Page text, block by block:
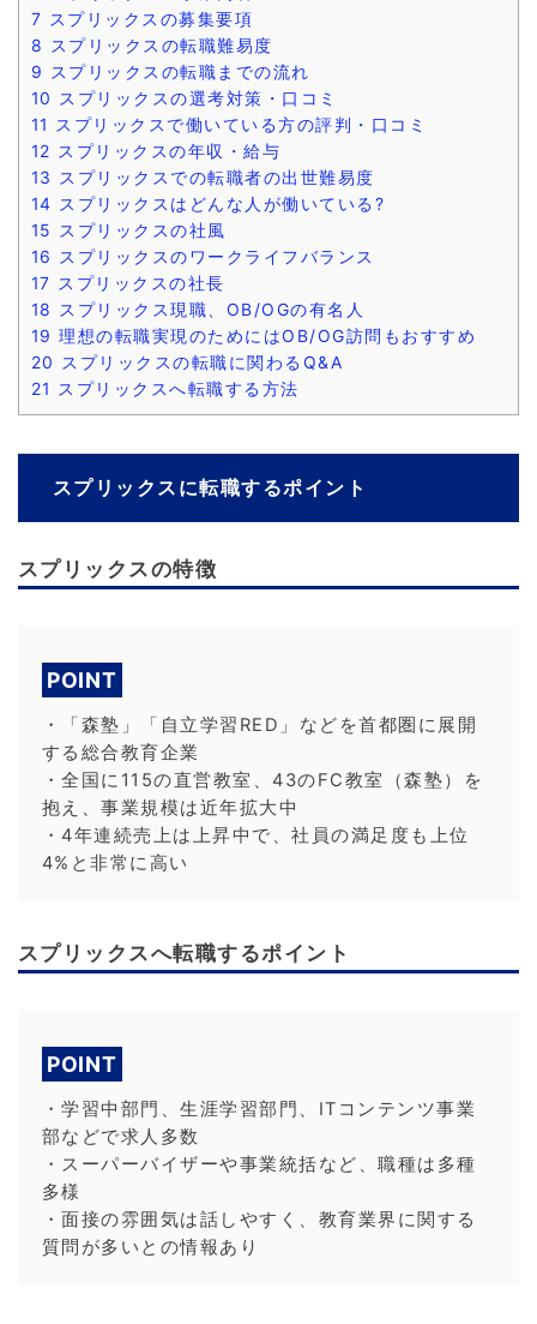
7 スプリックスの募集要項
8 スプリックスの転職難易度
9 スプリックスの転職までの流れ
10 スプリックスの選考対策・口コミ
11 スプリックスで働いている方の評判・口コミ
12 スプリックスの年収・給与
13 スプリックスでの転職者の出世難易度
14 スプリックスはどんな人が働いている?
15 スプリックスの社風
16 スプリックスのワークライフバランス
17 スプリックスの社長
18 スプリックス現職、OB/OGの有名人
19 理想の転職実現のためにはOB/OG訪問もおすすめ
20 スプリックスの転職に関わるQ&A
21 スプリックスへ転職する方法
スプリックスに転職するポイント
スプリックスの特徴
POINT
・「森塾」「自立学習RED」などを首都圏に展開
する総合教育企業
・全国に115の直営教室、43のFC教室（森塾）を
抱え、事業規模は近年拡大中
・4年連続売上は上昇中で、社員の満足度も上位
4%と非常に高い
スプリックスへ転職するポイント
POINT
・学習中部門、生涯学習部門、ITコンテンツ事業
部などで求人多数
・スーパーバイザーや事業統括など、職種は多種
多様
・面接の雰囲気は話しやすく、教育業界に関する
質問が多いとの情報あり